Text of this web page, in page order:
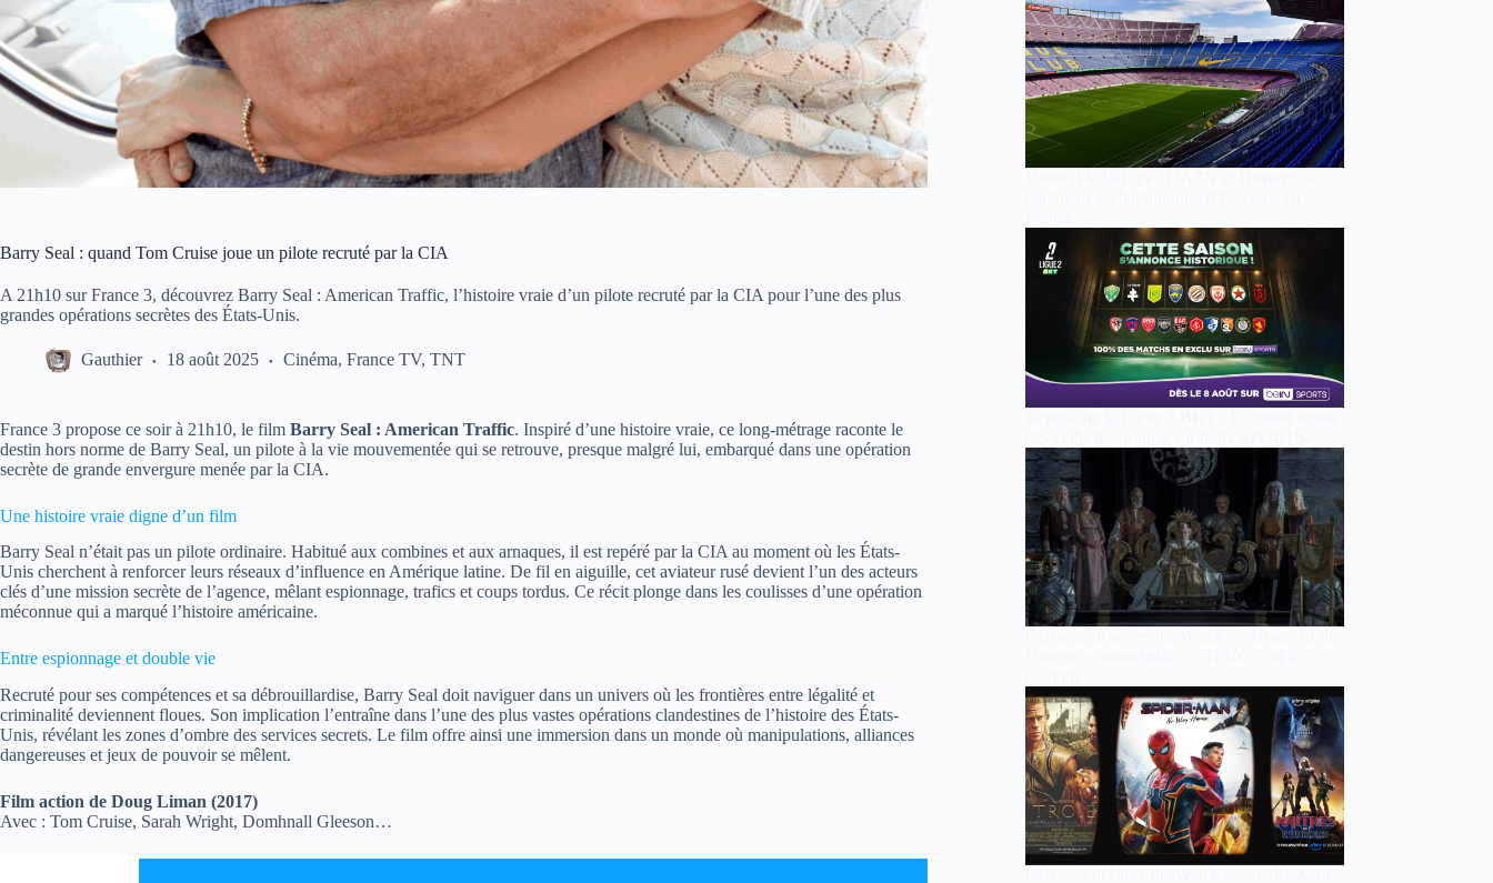
Barry Seal : quand Tom Cruise joue un pilote recruté par la CIA
A 21h10 sur France 3, découvrez Barry Seal : American Traffic, l’histoire vraie d’un pilote recruté par la CIA pour l’une des plus
grandes opérations secrètes des États-Unis.
Gauthier 18 août 2025 Cinéma, France TV, TNT
France 3 propose ce soir à 21h10, le film Barry Seal : American Traffic. Inspiré d’une histoire vraie, ce long-métrage raconte le
destin hors norme de Barry Seal, un pilote à la vie mouvementée qui se retrouve, presque malgré lui, embarqué dans une opération
secrète de grande envergure menée par la CIA.
Une histoire vraie digne d’un film
Barry Seal n’était pas un pilote ordinaire. Habitué aux combines et aux arnaques, il est repéré par la CIA au moment où les États-
Unis cherchent à renforcer leurs réseaux d’influence en Amérique latine. De fil en aiguille, cet aviateur rusé devient l’un des acteurs
clés d’une mission secrète de l’agence, mêlant espionnage, trafics et coups tordus. Ce récit plonge dans les coulisses d’une opération
méconnue qui a marqué l’histoire américaine.
Entre espionnage et double vie
Recruté pour ses compétences et sa débrouillardise, Barry Seal doit naviguer dans un univers où les frontières entre légalité et
criminalité deviennent floues. Son implication l’entraîne dans l’une des plus vastes opérations clandestines de l’histoire des États-
Unis, révélant les zones d’ombre des services secrets. Le film offre ainsi une immersion dans un monde où manipulations, alliances
dangereuses et jeux de pouvoir se mêlent.
Film action de Doug Liman (2017)
Avec : Tom Cruise, Sarah Wright, Domhnall Gleeson…